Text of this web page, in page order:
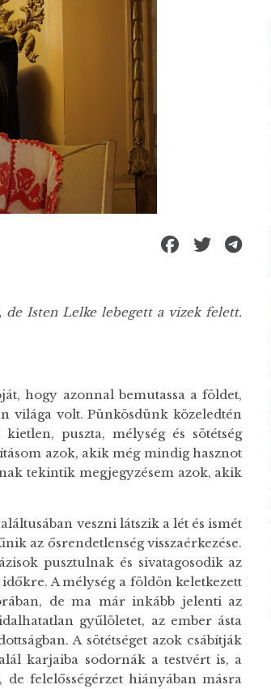
Isten Lelke lebegett a vizek felett.
hogy azonnal bemutassa a földet,
világa volt. Pünkösdünk közeledtén
puszta, mélység és sötétség
azok, akik még mindig hasznot
tekintik megjegyzésem azok, akik
veszni látszik a lét és ismét
az ősrendetlenség visszaérkezése.
pusztulnak és sivatagosodik az
A mélység a földön keletkezett
de ma már inkább jelenti az
gyűlöletet, az ember ásta
A sötétséget azok csábítják
karjaiba sodornák a testvért is, a
felelősségérzet hiányában másra